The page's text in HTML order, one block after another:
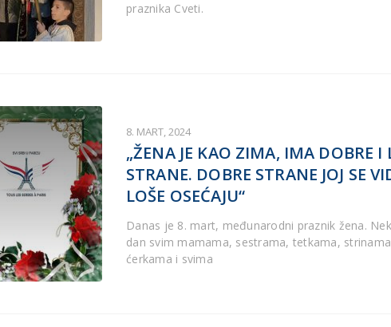
praznika Cveti.
8. MART, 2024
„ŽENA JE KAO ZIMA, IMA DOBRE I
STRANE. DOBRE STRANE JOJ SE
LOŠE OSEĆAJU“
Danas je 8. mart, međunarodni praznik žena.
dan svim mamama, sestrama, tetkama,
ćerkama i svima